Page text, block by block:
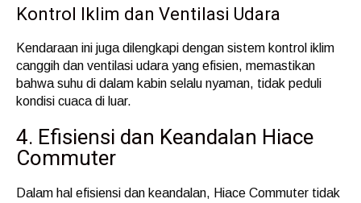
Kontrol Iklim dan Ventilasi Udara
Kendaraan ini juga dilengkapi dengan sistem kontrol iklim
canggih dan ventilasi udara yang efisien, memastikan
bahwa suhu di dalam kabin selalu nyaman, tidak peduli
kondisi cuaca di luar.
4. Efisiensi dan Keandalan Hiace
Commuter
Dalam hal efisiensi dan keandalan, Hiace Commuter tidak